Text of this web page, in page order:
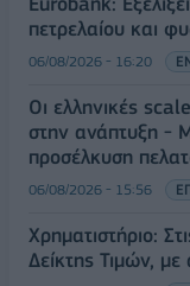
πετρελαίου και
06/08/2026 - 16:20
Οι ελληνικές
στην ανάπτυξη -
προσέλκυση
06/08/2026 - 15:56
Χρηματιστήριο:
Δείκτης Τιμών,